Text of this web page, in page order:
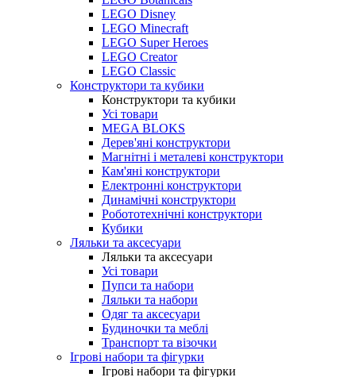
LEGO Disney
LEGO Minecraft
LEGO Super Heroes
LEGO Creator
LEGO Classic
Конструктори та кубики
Конструктори та кубики
Усі товари
MEGA BLOKS
Дерев'яні конструктори
Магнітні і металеві конструктори
Кам'яні конструктори
Електронні конструктори
Динамічні конструктори
Робототехнічні конструктори
Кубики
Ляльки та аксесуари
Ляльки та аксесуари
Усі товари
Пупси та набори
Ляльки та набори
Одяг та аксесуари
Будиночки та меблі
Транспорт та візочки
Ігрові набори та фігурки
Ігрові набори та фігурки